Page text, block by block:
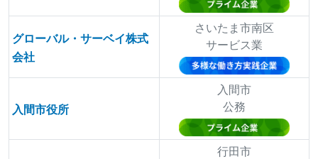
グローバル・サーベイ株式
会社
さいたま市南区
サービス業
入間市役所
入間市
公務
行田市